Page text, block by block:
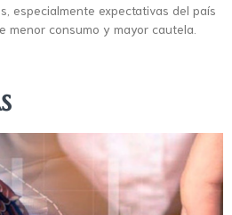
especialmente expectativas del país
menor consumo y mayor cautela.